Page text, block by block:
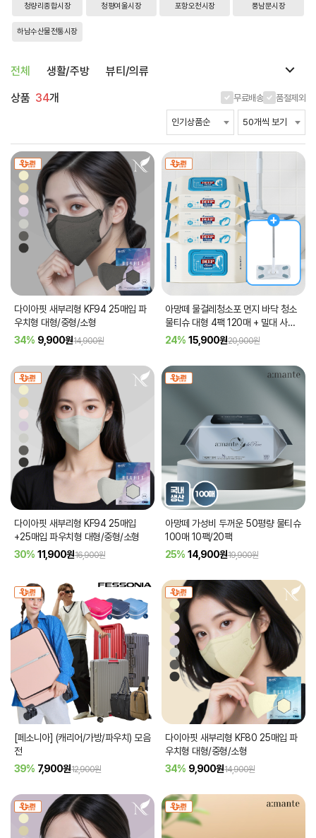
청량리종합시장 청평여울시장 포항오천시장 풍남문시장
하남수산물전통시장
전체 생활/주방
뷰티/의류
상품 34개 무료배송 품절제외
다이아핏 새부리형 KF94 25매입 파
우치형 대형/중형/소형
34% 9,900원14,900원
아망떼 물걸레청소포 먼지 바닥 청소
물티슈 대형 4팩 120매 + 밀대 사은
품
24% 15,900원20,900원
다이아핏 새부리형 KF94 25매입
+25매입 파우치형 대형/중형/소형
30% 11,900원16,900원
아망떼 가성비 두꺼운 50평량 물티슈
100매 10팩/20팩
25% 14,900원19,900원
[페소니아] (캐리어/가방/파우치) 모음
전
39% 7,900원12,900원
다이아핏 새부리형 KF80 25매입 파
우치형 대형/중형/소형
34% 9,900원14,900원